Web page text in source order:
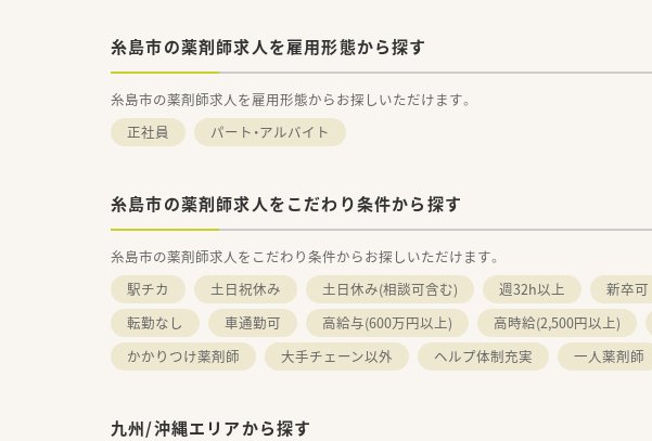
糸島市の薬剤師求人を雇用形態から探す
糸島市の薬剤師求人を雇用形態からお探しいただけます。
正社員
パート・アルバイト
糸島市の薬剤師求人をこだわり条件から探す
糸島市の薬剤師求人をこだわり条件からお探しいただけます。
駅チカ
土日祝休み 土日休み(相談可含む) 週32h以上 新卒可
転勤なし
車通勤可 高給与(600万円以上) 高時給(2,500円以上)
かかりつけ薬剤師
大手チェーン以外 ヘルプ体制充実 一人薬剤師
九州/沖縄エリアから探す